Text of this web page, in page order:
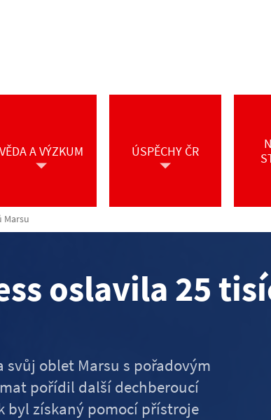
VĚDA A VÝZKUM ÚSPĚCHY ČR
Marsu
oslavila 25
svůj oblet Marsu s pořadovým
pořídil další dechberoucí
byl získaný pomocí přístroje